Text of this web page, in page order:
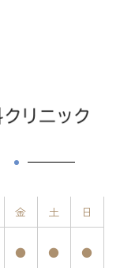
金 土 日
● ● ●